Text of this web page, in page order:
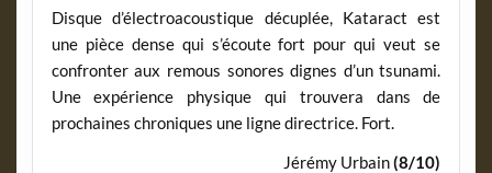
Disque d’électroacoustique décuplée, Kataract est
une pièce dense qui s’écoute fort pour qui veut se
confronter aux remous sonores dignes d’un tsunami.
Une expérience physique qui trouvera dans de
prochaines chroniques une ligne directrice. Fort.
Jérémy Urbain(8/10)